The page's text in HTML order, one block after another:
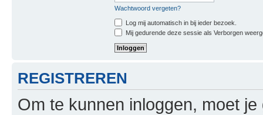
Wachtwoord vergeten?
Log mij automatisch in bij ieder bezoek.
Mij gedurende deze sessie als Verborgen
REGISTREREN
Om te kunnen inloggen, moet